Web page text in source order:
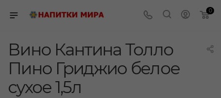
0
Вино Кантина Толло
Пино Гриджио белое
сухое 1,5л